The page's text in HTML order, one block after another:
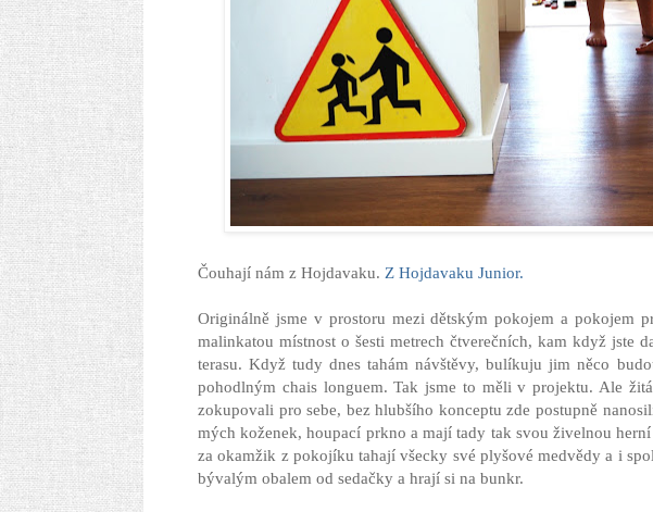
Čouhají nám z Hojdavaku. Z Hojdavaku Junior.
Originálně jsme v prostoru mezi dětským pokojem a pokojem
malinkatou místnost o šesti metrech čtverečních, kam když jste
terasu. Když tudy dnes tahám návštěvy, bulíkuju jim něco
pohodlným chais longuem. Tak jsme to měli v projektu. Ale
zokupovali pro sebe, bez hlubšího konceptu zde postupně
mých koženek, houpací prkno a mají tady tak svou živelnou
za okamžik z pokojíku tahají všecky své plyšové medvědy a i
bývalým obalem od sedačky a hrají si na bunkr.